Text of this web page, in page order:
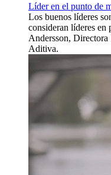
Líder en el punto de
Los buenos líderes
consideran líderes en
Andersson,
Aditiva.